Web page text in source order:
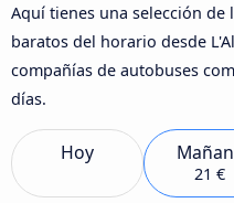
Aquí tienes una selección de
baratos del horario desde
compañías de autobuses
días.
Hoy
21 €